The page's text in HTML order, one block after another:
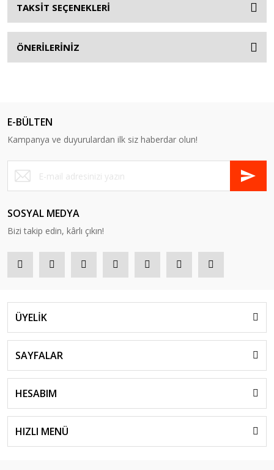
TAKSİT SEÇENEKLERİ
ÖNERİLERİNİZ
E-BÜLTEN
Kampanya ve duyurulardan ilk siz haberdar olun!
SOSYAL MEDYA
Bizi takip edin, kârlı çıkın!
ÜYELİK
SAYFALAR
HESABIM
HIZLI MENÜ